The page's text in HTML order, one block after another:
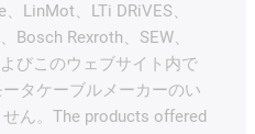
LinMot、LTi DRiVES、
Bosch Rexroth、SEW、
びこのウェブサイト内で
タケーブルメーカーのい
ん。The products offered